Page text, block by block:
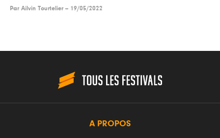
Par Ailvin Tourtelier -- 19/05/2022
A PROPOS